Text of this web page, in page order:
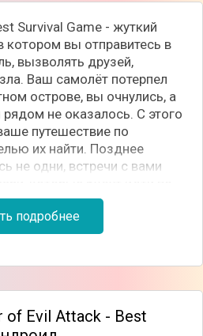
Survival Game - жуткий
котором вы отправитесь в
вызволять друзей,
Ваш самолёт потерпел
острове, вы очнулись, а
рядом не оказалось. С этого
путешествие по
их найти. Позднее
не одни, встречи с вами
свидетелем сатанинских
сцен. Поскорее отыщите
с этого проклятого места!
подробнее
of Evil Attack - Best